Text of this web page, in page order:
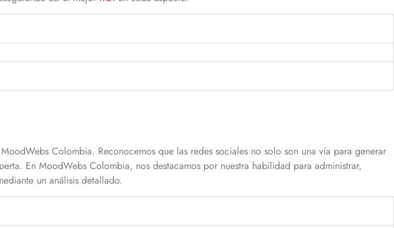
Colombia. Reconocemos que las redes sociales no solo son una vía para generar
En MoodWebs Colombia, nos destacamos por nuestra habilidad para administrar,
un análisis detallado.